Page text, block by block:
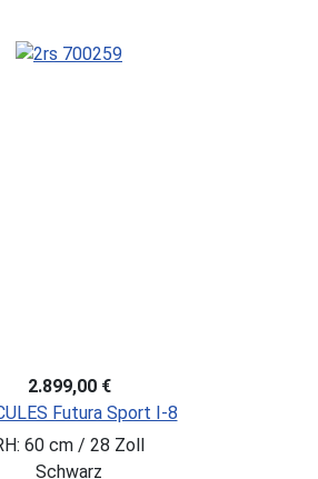
2.899,00 €
Futura Sport I-8
60 cm / 28 Zoll
Schwarz